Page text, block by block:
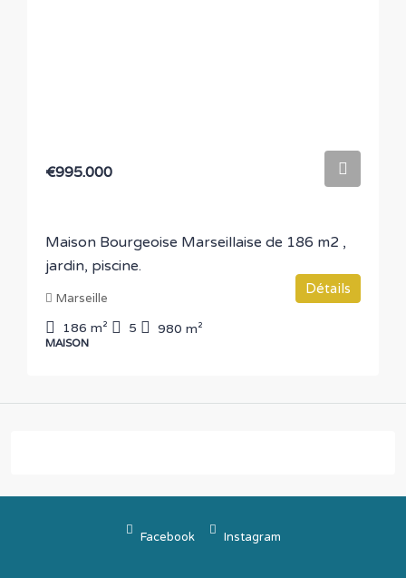
€995.000
Maison Bourgeoise Marseillaise de 186 m2 ,
jardin, piscine.
Marseille
186 m² 5 980 m²
MAISON
Détails
Facebook Instagram